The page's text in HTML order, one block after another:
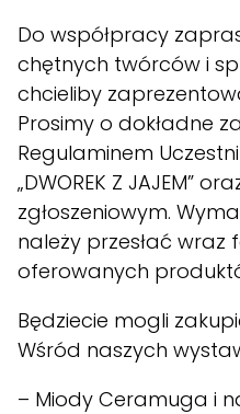
Do współpracy
chętnych twórców i
chcieliby
Prosimy o dokładne
Regulaminem
„DWOREK Z JAJEM”
zgłoszeniowym.
należy przesłać
oferowanych
Będziecie mogli
Wśród naszych
– Miody Ceramuga i